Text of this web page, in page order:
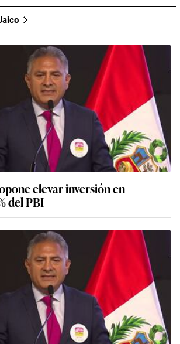
elevar inversión en
del PBI